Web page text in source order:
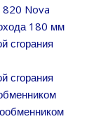
820 Nova
180 мм
сгорания
сгорания